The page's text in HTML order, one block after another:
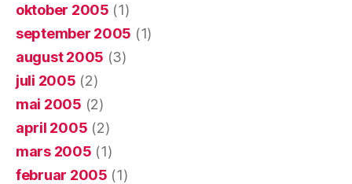
oktober 2005 (1)
september 2005 (1)
august 2005 (3)
juli 2005 (2)
mai 2005 (2)
april 2005 (2)
mars 2005 (1)
februar 2005 (1)